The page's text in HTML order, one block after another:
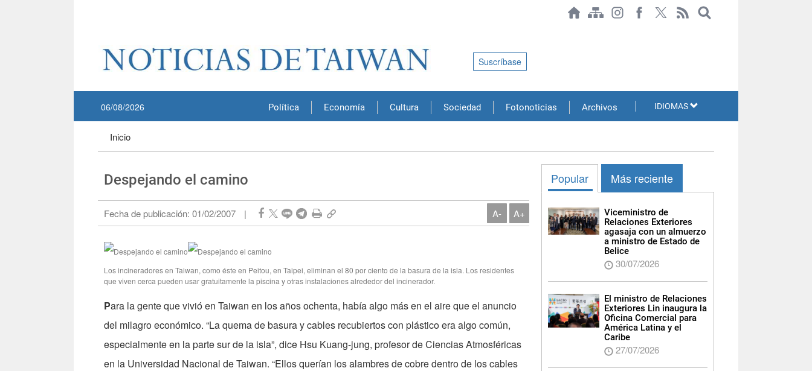
Política Economía Cultura Sociedad Fotonoticias Archivos
06/08/2026
Suscríbase
IDIOMAS
Inicio
Despejando el camino
Fecha de publicación: 01/02/2007 | A- A+
Los incineradores en Taiwan, como éste en Peitou, en Taipei, eliminan el 80 por ciento de la basura de la isla. Los residentes
que viven cerca pueden usar gratuitamente la piscina y otras instalaciones alrededor del incinerador.
Para la gente que vivió en Taiwan en los años ochenta, había algo más en el aire que el anuncio
del milagro económico. “La quema de basura y cables recubiertos con plástico era algo común,
especialmente en la parte sur de la isla”, dice Hsu Kuang-jung, profesor de Ciencias Atmosféricas
en la Universidad Nacional de Taiwan. “Ellos querían los alambres de cobre dentro de los cables
Popular Más reciente
Viceministro de
Relaciones Exteriores
agasaja con un almuerzo
a ministro de Estado de
Belice
30/07/2026
El ministro de Relaciones
Exteriores Lin inaugura la
Oficina Comercial para
América Latina y el
Caribe
27/07/2026